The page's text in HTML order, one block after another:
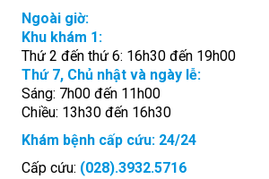
Ngoài giờ:
Khu khám 1:
Thứ 2 đến thứ 6: 16h30 đến 19h00
Thứ 7, Chủ nhật và ngày lễ:
Sáng: 7h00 đến 11h00
Chiều: 13h30 đến 16h30
Khám bệnh cấp cứu: 24/24
Cấp cứu: (028).3932.5716